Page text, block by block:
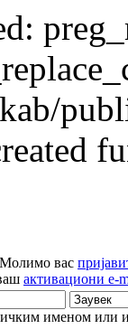
вас
активациони e-
именом или